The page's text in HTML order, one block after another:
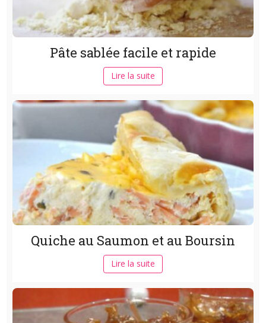
Pâte sablée facile et rapide
Lire la suite
Quiche au Saumon et au Boursin
Lire la suite